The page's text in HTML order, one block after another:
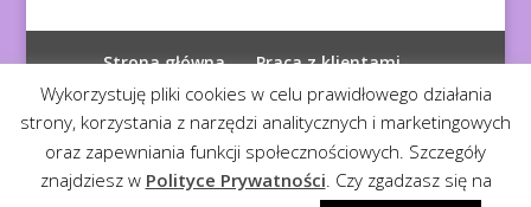
Strona główna
Praca z klientami
Polityka prywatności
© 2026 Diagnoza Duszy| Kopiowanie zabronione
Wykorzystuję pliki cookies w celu prawidłowego działania
strony, korzystania z narzędzi analitycznych i marketingowych
oraz zapewniania funkcji społecznościowych. Szczegóły
znajdziesz w Polityce Prywatności. Czy zgadzasz się na